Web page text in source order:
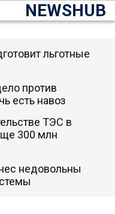
NEWSHUB
льготные
против
есть навоз
ТЭС в
300 млн
недовольны